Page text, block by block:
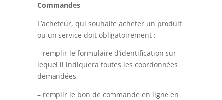
Commandes
L’acheteur, qui souhaite acheter un produit
ou un service doit obligatoirement :
– remplir le formulaire d’identification sur
lequel il indiquera toutes les coordonnées
demandées,
– remplir le bon de commande en ligne en